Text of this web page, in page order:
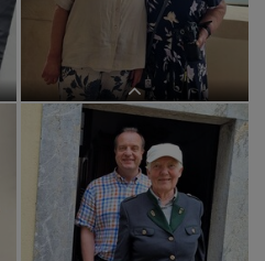
im BEGEGNUNGSzentrum